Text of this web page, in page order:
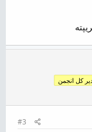
کل انجمن
#3